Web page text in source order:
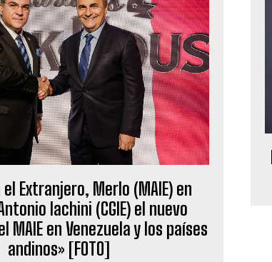
Extranjero, Merlo (MAIE) en
Iachini (CGIE) el nuevo
MAIE en Venezuela y los países
andinos» [FOTO]